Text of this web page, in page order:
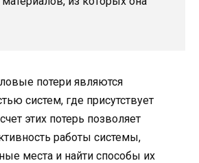
потери являются
систем, где присутствует
этих потерь позволяет
работы системы,
места и найти способы их